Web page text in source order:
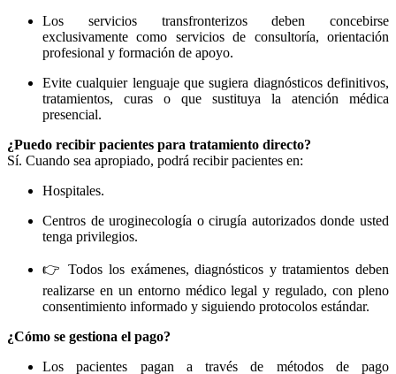
Los servicios transfronterizos deben concebirse
exclusivamente como servicios de consultoría, orientación
profesional y formación de apoyo.
Evite cualquier lenguaje que sugiera diagnósticos definitivos,
tratamientos, curas o que sustituya la atención médica
presencial.
¿Puedo recibir pacientes para tratamiento directo?
Sí. Cuando sea apropiado, podrá recibir pacientes en:
Hospitales.
Centros de uroginecología o cirugía autorizados donde usted
tenga privilegios.
👉 Todos los exámenes, diagnósticos y tratamientos deben
realizarse en un entorno médico legal y regulado, con pleno
consentimiento informado y siguiendo protocolos estándar.
¿Cómo se gestiona el pago?
Los pacientes pagan a través de métodos de pago